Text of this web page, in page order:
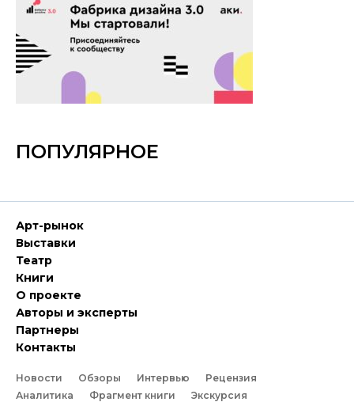
ПОПУЛЯРНОЕ
Арт-рынок
Выставки
Театр
Книги
О проекте
Авторы и эксперты
Партнеры
Контакты
Новости Обзоры Интервью
Рецензия
Аналитика
Фрагмент книги Экскурсия